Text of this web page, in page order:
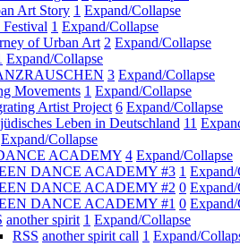
Art Story 1 Expand/Collapse
1 Expand/Collapse
of Urban Art 2 Expand/Collapse
Expand/Collapse
3 Expand/Collapse
Movements 1 Expand/Collapse
Artist Project 6 Expand/Collapse
Leben in Deutschland 11
Expand/Collapse
ACADEMY 4 Expand/Collapse
DANCE ACADEMY #3 1
DANCE ACADEMY #2 0
DANCE ACADEMY #1 0
another spirit 1 Expand/Collapse
RSS another spirit call 1 Expand/